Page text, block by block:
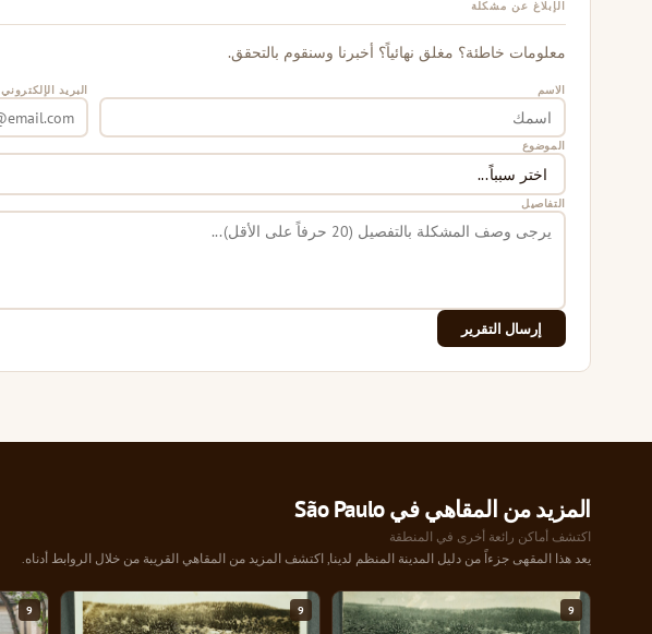
الإبلاغ عن مشكلة
معلومات خاطئة؟ مغلق نهائياً؟ أخبرنا وسنقوم بالتحقق.
الاسم البريد الإلكتروني
الموضوع
التفاصيل
إرسال التقرير
المزيد من المقاهي في São Paulo
اكتشف أماكن رائعة أخرى في المنطقة
يعد هذا المقهى جزءاً من دليل المدينة المنظم لدينا, اكتشف المزيد من المقاهي القريبة من خلال الروابط أدناه.
9
9
9